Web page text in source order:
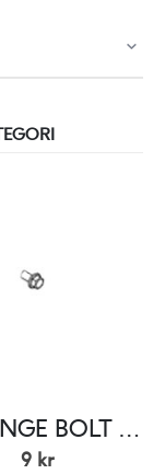
9. FLANGE BOLT SH 8×16
9 kr